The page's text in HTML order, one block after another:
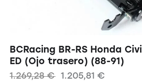
BCRacing BR-RS Honda
ED (Ojo trasero) (88-91)
1.269,28€ 1.205,81 €